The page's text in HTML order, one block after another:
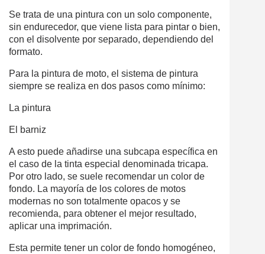
Se trata de una pintura con un solo componente,
sin endurecedor, que viene lista para pintar o bien,
con el disolvente por separado, dependiendo del
formato.
Para la pintura de moto, el sistema de pintura
siempre se realiza en dos pasos como mínimo:
La pintura
El barniz
A esto puede añadirse una subcapa específica en
el caso de la tinta especial denominada tricapa.
Por otro lado, se suele recomendar un color de
fondo. La mayoría de los colores de motos
modernas no son totalmente opacos y se
recomienda, para obtener el mejor resultado,
aplicar una imprimación.
Esta permite tener un color de fondo homogéneo,